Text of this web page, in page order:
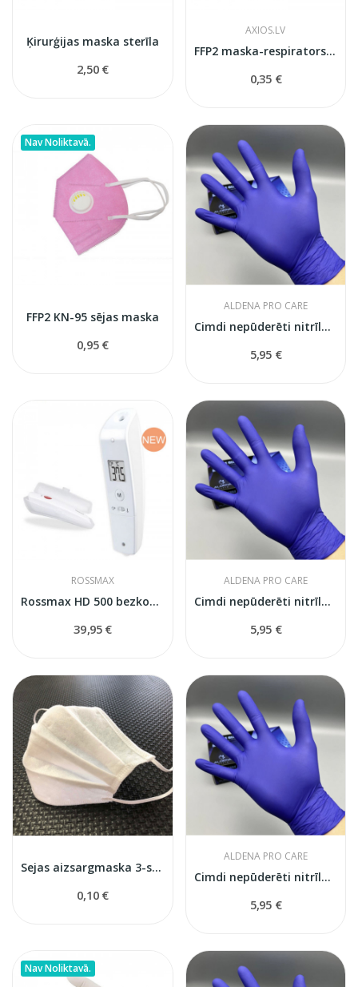
Ķirurģijas maska sterīla
2,50 €
AXIOS.LV
FFP2 maska-respirators aizsargājoša (Balta)
0,35 €
Nav Noliktavā.
FFP2 KN-95 sējas maska
0,95 €
ALDENA PRO CARE
Cimdi nepūderēti nitrīla S izmērs
5,95 €
ROSSMAX
Rossmax HD 500 bezkontakta termometrs
39,95 €
ALDENA PRO CARE
Cimdi nepūderēti nitrīla M izmērs
5,95 €
Sejas aizsargmaska 3-slāņu
0,10 €
ALDENA PRO CARE
Cimdi nepūderēti nitrīla L izmērs
5,95 €
Nav Noliktavā.